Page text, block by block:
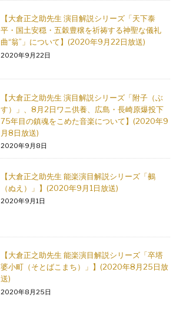
【大倉正之助先生 演目解説シリーズ「天下泰
平・国土安穏・五穀豊穣を祈祷する神聖な儀礼
曲“翁”」について】(2020年9月22日放送)
2020年9月22日
【大倉正之助先生 演目解説シリーズ「附子（ぶ
す）」、8月2日ワニ供養、広島・長崎原爆投下
75年目の鎮魂をこめた音楽について】(2020年9
月8日放送)
2020年9月8日
【大倉正之助先生 能楽演目解説シリーズ「鵺
（ぬえ）」】(2020年9月1日放送)
2020年9月1日
【大倉正之助先生 能楽演目解説シリーズ「卒塔
婆小町（そとばこまち）」】(2020年8月25日放
送)
2020年8月25日